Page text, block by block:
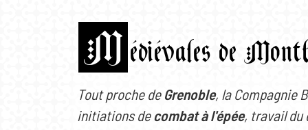
HISTORIQUE 2EME ANNÉE
ARCHERIE
SPECTACLES DE FEU
NOUS REJOINDRE
M édiévales de
Tout proche de Grenoble, la Compagnie
initiations decombat à l'épée, travail du